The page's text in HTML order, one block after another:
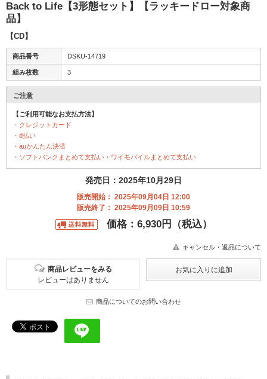
Back to Life【3形態セット】【ラッキードロー対象商
品】
【CD】
商品番号 DSKU-14719
組み枚数 3
ご注意
【ご利用可能なお支払方法】
・クレジットカード
・d払い
・auかんたん決済
・ソフトバンクまとめて支払い・ワイモバイルまとめて支払い
発売日：2025年10月29日
販売開始： 2025年09月04日 12:00
販売終了： 2025年09月09日 10:59
価格：6,930円（税込）
キャンセル・返品について
商品レビューをみる
レビューはありません
商品についてのお問い合わせ